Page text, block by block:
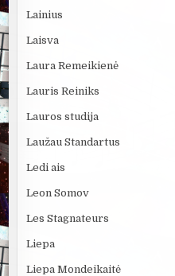
Lainius
Laisva
Laura Remeikienė
Lauris Reiniks
Lauros studija
Laužau Standartus
Ledi ais
Leon Somov
Les Stagnateurs
Liepa
Liepa Mondeikaitė